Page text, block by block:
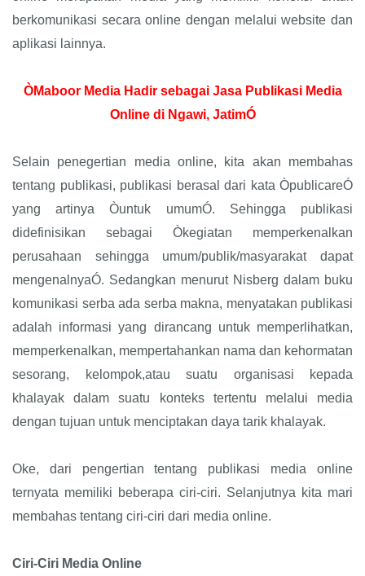
berkomunikasi secara online dengan melalui website dan
aplikasi lainnya.
ÒMaboor Media Hadir sebagai Jasa Publikasi Media
Online di Ngawi, JatimÓ
Selain penegertian media online, kita akan membahas
tentang publikasi, publikasi berasal dari kata ÒpublicareÓ
yang artinya Òuntuk umumÓ. Sehingga publikasi
didefinisikan sebagai Òkegiatan memperkenalkan
perusahaan sehingga umum/publik/masyarakat dapat
mengenalnyaÓ. Sedangkan menurut Nisberg dalam buku
komunikasi serba ada serba makna, menyatakan publikasi
adalah informasi yang dirancang untuk memperlihatkan,
memperkenalkan, mempertahankan nama dan kehormatan
sesorang, kelompok,atau suatu organisasi kepada
khalayak dalam suatu konteks tertentu melalui media
dengan tujuan untuk menciptakan daya tarik khalayak.
Oke, dari pengertian tentang publikasi media online
ternyata memiliki beberapa ciri-ciri. Selanjutnya kita mari
membahas tentang ciri-ciri dari media online.
Ciri-Ciri Media Online